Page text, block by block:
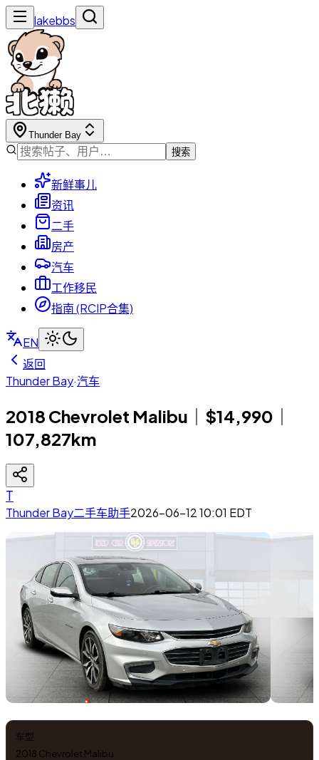
lakebbs
Thunder Bay
搜索
新鲜事儿
资讯
二手
房产
汽车
工作移民
指南 (RCIP合集)
EN
返回
Thunder Bay·汽车
2018 Chevrolet Malibu｜$14,990｜
107,827km
T
Thunder Bay二手车助手2026-06-12 10:01 EDT
车型
2018 Chevrolet Malibu